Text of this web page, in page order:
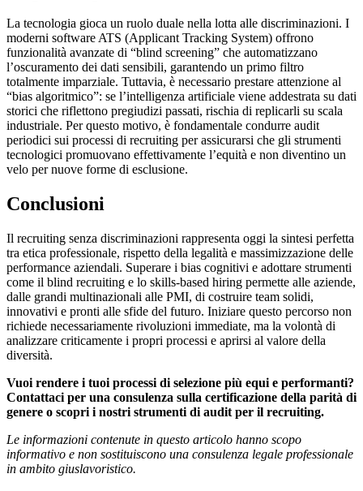
La tecnologia gioca un ruolo duale nella lotta alle discriminazioni. I
moderni software ATS (Applicant Tracking System) offrono
funzionalità avanzate di “blind screening” che automatizzano
l’oscuramento dei dati sensibili, garantendo un primo filtro
totalmente imparziale. Tuttavia, è necessario prestare attenzione al
“bias algoritmico”: se l’intelligenza artificiale viene addestrata su dati
storici che riflettono pregiudizi passati, rischia di replicarli su scala
industriale. Per questo motivo, è fondamentale condurre audit
periodici sui processi di recruiting per assicurarsi che gli strumenti
tecnologici promuovano effettivamente l’equità e non diventino un
velo per nuove forme di esclusione.
Conclusioni
Il recruiting senza discriminazioni rappresenta oggi la sintesi perfetta
tra etica professionale, rispetto della legalità e massimizzazione delle
performance aziendali. Superare i bias cognitivi e adottare strumenti
come il blind recruiting e lo skills-based hiring permette alle aziende,
dalle grandi multinazionali alle PMI, di costruire team solidi,
innovativi e pronti alle sfide del futuro. Iniziare questo percorso non
richiede necessariamente rivoluzioni immediate, ma la volontà di
analizzare criticamente i propri processi e aprirsi al valore della
diversità.
Vuoi rendere i tuoi processi di selezione più equi e performanti?
Contattaci per una consulenza sulla certificazione della parità di
genere o scopri i nostri strumenti di audit per il recruiting.
Le informazioni contenute in questo articolo hanno scopo
informativo e non sostituiscono una consulenza legale professionale
in ambito giuslavoristico.